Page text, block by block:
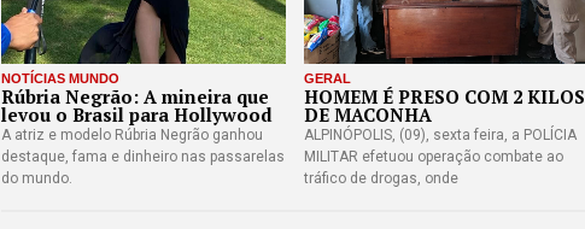
NOTÍCIAS MUNDO
Rúbria Negrão: A mineira que
levou o Brasil para Hollywood
A atriz e modelo Rúbria Negrão ganhou
destaque, fama e dinheiro nas passarelas
do mundo.
GERAL
HOMEM É PRESO COM 2 KILOS
DE MACONHA
ALPINÓPOLIS, (09), sexta feira, a POLÍCIA
MILITAR efetuou operação combate ao
tráfico de drogas, onde